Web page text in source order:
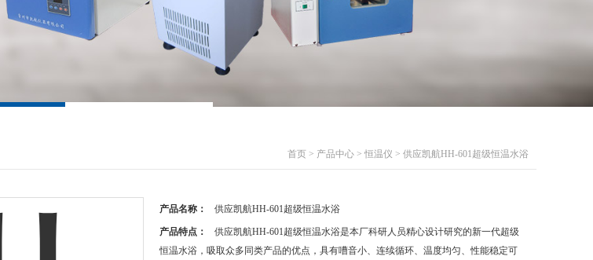
首页 > 产品中心 > 恒温仪 > 供应凯航HH-601超级恒温水浴
产品名称： 供应凯航HH-601超级恒温水浴
产品特点：
供应凯航HH-601超级恒温水浴是本厂科研人员精心设计研究的新一代超级
恒温水浴，吸取众多同类产品的优点，具有嘈音小、连续循环、温度均匀、性能稳定可